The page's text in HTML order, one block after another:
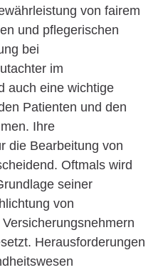
von fairem
und pflegerischen
bei
im
auch eine wichtige
Patienten und den
Ihre
die Bearbeitung von
Oftmals wird
seiner
von
Herausforderungen